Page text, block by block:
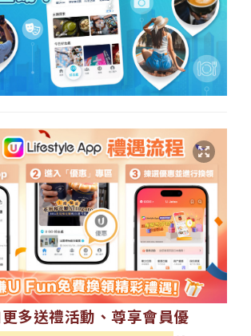
多送禮活動、尊享會員優